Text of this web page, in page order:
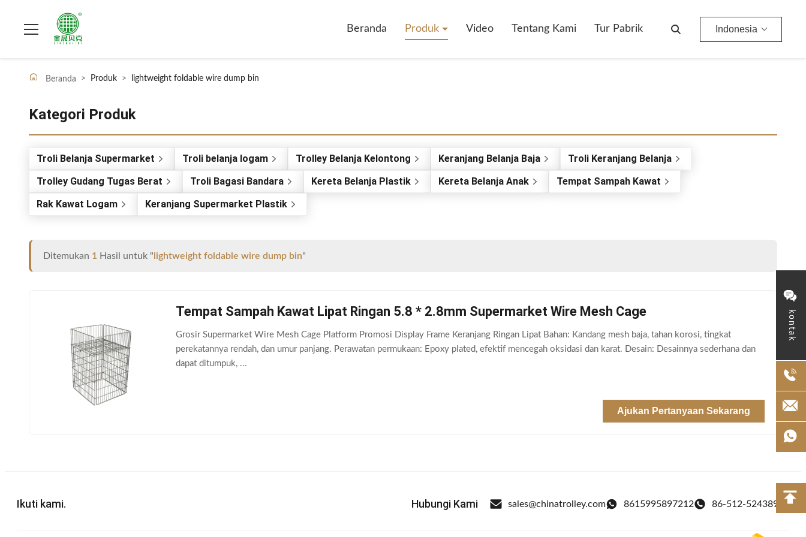
kontak
Beranda Produk Video Tentang Kami Tur Pabrik Indonesia
Beranda > Produk > lightweight foldable wire dump bin
Kategori Produk
Troli Belanja Supermarket Troli belanja logam Trolley Belanja Kelontong Keranjang Belanja Baja
Troli Keranjang Belanja
Trolley Gudang Tugas Berat
Troli Bagasi Bandara Kereta Belanja Plastik Kereta Belanja Anak
Tempat Sampah Kawat
Rak Kawat Logam
Keranjang Supermarket Plastik
Ditemukan 1 Hasil untuk " lightweight foldable wire dump bin"
Tempat Sampah Kawat Lipat Ringan 5.8 * 2.8mm Supermarket Wire Mesh Cage
Grosir Supermarket Wire Mesh Cage Platform Promosi Display Frame Keranjang Ringan Lipat Bahan: Kandang mesh baja, tahan korosi, tingkat
perekatannya rendah, dan umur panjang. Perawatan permukaan: Epoxy plated, efektif mencegah oksidasi dan karat. Desain: Desainnya sederhana dan
dapat ditumpuk, ...
Ajukan Pertanyaan Sekarang
Ikuti kami. Hubungi Kami sales@chinatrolley.com 8615995897212 86-512-52438975